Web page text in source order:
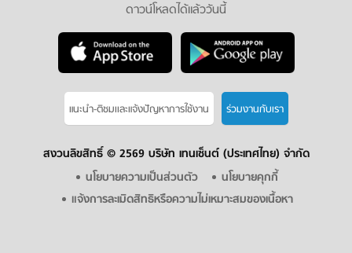
ดาวน์โหลดได้แล้ววันนี้
แนะนำ-ติชมเเละแจ้งปัญหาการใช้งาน ร่วมงานกับเรา
สงวนลิขสิทธิ์ © 2569 บริษัท เทนเซ็นต์ (ประเทศไทย) จำกัด
นโยบายความเป็นส่วนตัว
นโยบายคุกกี้
แจ้งการละเมิดสิทธิหรือความไม่เหมาะสมของเนื้อหา